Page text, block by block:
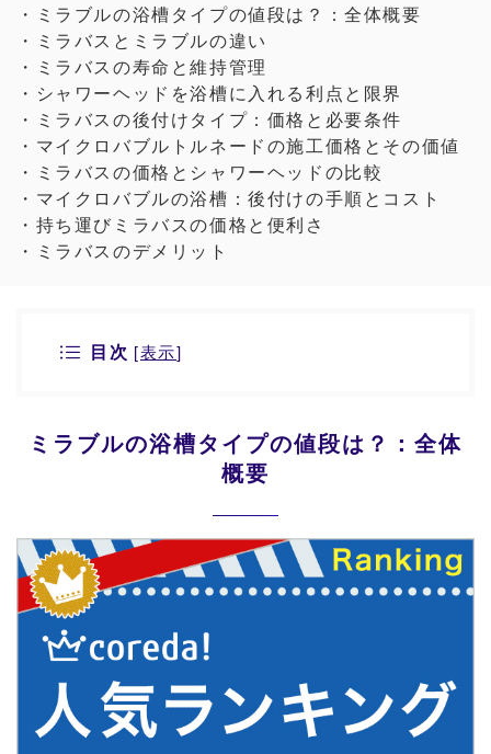
・ミラブルの浴槽タイプの値段は？：全体概要
・ミラバスとミラブルの違い
・ミラバスの寿命と維持管理
・シャワーヘッドを浴槽に入れる利点と限界
・ミラバスの後付けタイプ：価格と必要条件
・マイクロバブルトルネードの施工価格とその価値
・ミラバスの価格とシャワーヘッドの比較
・マイクロバブルの浴槽：後付けの手順とコスト
・持ち運びミラバスの価格と便利さ
・ミラバスのデメリット
目次 [表示]
ミラブルの浴槽タイプの値段は？：全体
概要